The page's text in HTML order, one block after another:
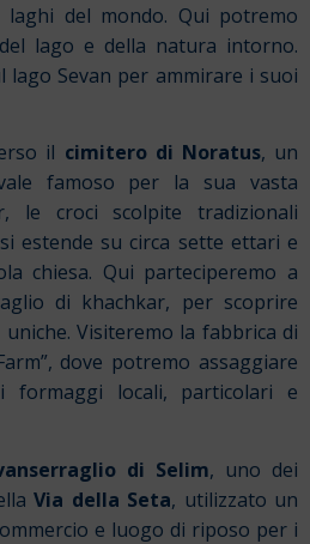
del mondo. Qui potremo
lago e della natura intorno.
lago Sevan per ammirare i suoi
il cimitero di Noratus, un
famoso per la sua vasta
le croci scolpite tradizionali
estende su circa sette ettari e
chiesa. Qui parteciperemo a
di khachkar, per scoprire
Visiteremo la fabbrica di
dove potremo assaggiare
formaggi locali, particolari e
di Selim, uno dei
Via della Seta, utilizzato un
e luogo di riposo per i